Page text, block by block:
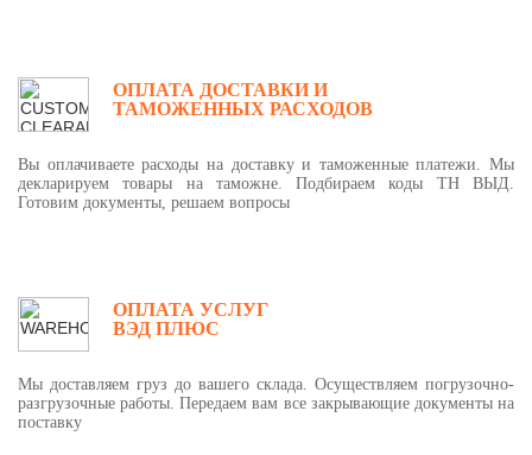
ОПЛАТА ДОСТАВКИ И
ТАМОЖЕННЫХ РАСХОДОВ
Вы оплачиваете расходы на доставку и таможенные платежи. Мы
декларируем товары на таможне. Подбираем коды ТН ВЫД.
Готовим документы, решаем вопросы
ОПЛАТА УСЛУГ
ВЭД ПЛЮС
Мы доставляем груз до вашего склада. Осуществляем погрузочно-
разгрузочные работы. Передаем вам все закрывающие документы на
поставку